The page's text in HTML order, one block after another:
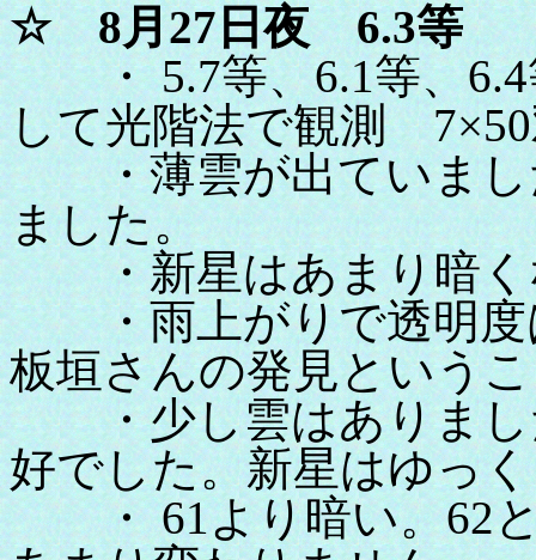
☆ 8月27日夜 6.3等
・ 5.7等、6.1等、6.4
して光階法で観測
・薄雲が出ていまし
ました。
・新星はあまり暗く
・雨上がりで透明度
板垣さんの発見という
・少し雲はありまし
好でした。新星はゆっ
・ 61より暗い。62と